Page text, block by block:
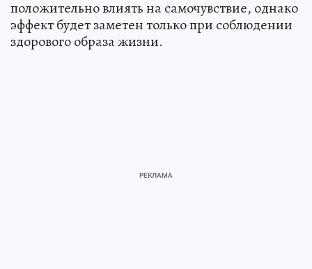
положительно влиять на самочувствие, однако
эффект будет заметен только при соблюдении
здорового образа жизни.